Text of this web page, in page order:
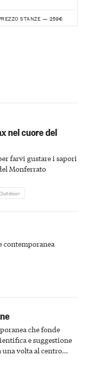
STANZE — 259€
nel cuore del
farvi gustare i sapori
Monferrato
contemporanea
che fonde
e suggestione
volta al centro
passato astigiano